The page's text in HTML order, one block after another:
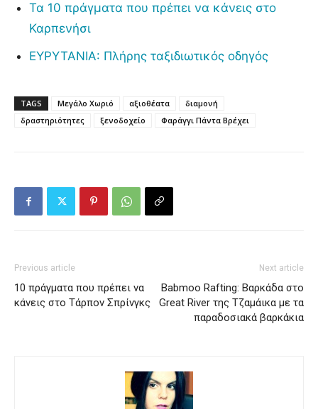
Τα 10 πράγματα που πρέπει να κάνεις στο
Καρπενήσι
ΕΥΡΥΤΑΝΙΑ: Πλήρης ταξιδιωτικός οδηγός
TAGS Mεγάλο Χωριό αξιοθέατα
διαμονή
δραστηριότητες
ξενοδοχείο Φαράγγι Πάντα Βρέχει
Previous article
10 πράγματα που πρέπει να
κάνεις στο Τάρπον Σπρίνγκς
Next article
Babmoo Rafting: Βαρκάδα στο
Great River της Τζαμάικα με τα
παραδοσιακά βαρκάκια